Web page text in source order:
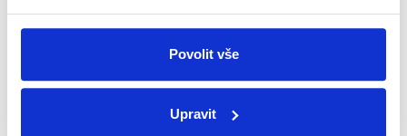
Povolit vše
Upravit
Přihlaste se k odběru našeho
kanálu, kde pravidelně přinášíme
shrnutí nejzajímavějších článků a analýz.
Začněte nás odebírat, a mějte tak